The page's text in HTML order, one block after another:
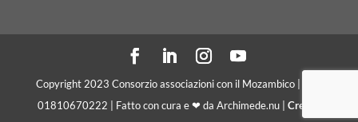
Copyright 2023 Consorzio associazioni con il Mozambico | C. F.
01810670222 | Fatto con cura e ❤ da Archimede.nu | Crediti